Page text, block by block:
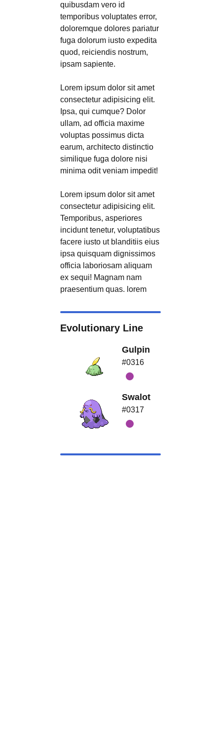
quibusdam vero id
temporibus voluptates error,
doloremque dolores pariatur
fuga dolorum iusto expedita
quod, reiciendis nostrum,
ipsam sapiente.
Lorem ipsum dolor sit amet
consectetur adipisicing elit.
Ipsa, qui cumque? Dolor
ullam, ad officia maxime
voluptas possimus dicta
earum, architecto distinctio
similique fuga dolore nisi
minima odit veniam impedit!
Lorem ipsum dolor sit amet
consectetur adipisicing elit.
Temporibus, asperiores
incidunt tenetur, voluptatibus
facere iusto ut blanditiis eius
ipsa quisquam dignissimos
officia laboriosam aliquam
ex sequi! Magnam nam
praesentium quas. lorem
Evolutionary Line
Gulpin
#0316
Swalot
#0317